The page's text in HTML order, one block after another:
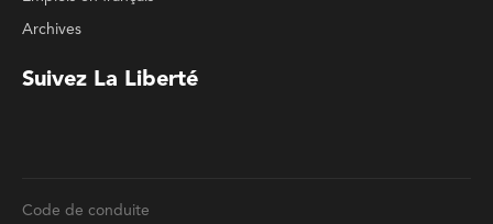
La Liberté © 2023